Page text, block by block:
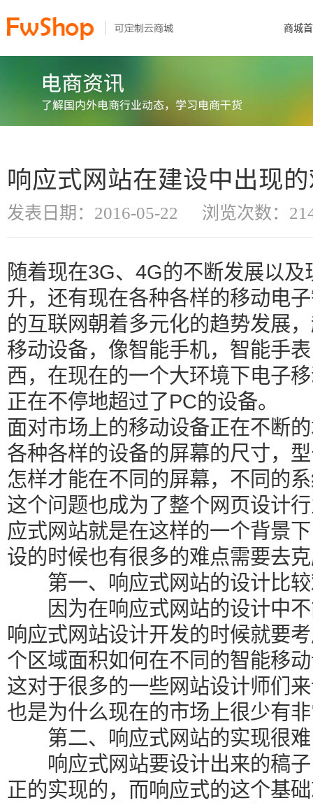
商城
响应式网站在建设中出现
发表日期：2016-05-22 浏览次数：
随着现在3G、4G的不断发展以
升，还有现在各种各样的移动电
的互联网朝着多元化的趋势发展
移动设备，像智能手机，智能手
西，在现在的一个大环境下电子
正在不停地超过了PC的设备。
面对市场上的移动设备正在不断
各种各样的设备的屏幕的尺寸，
怎样才能在不同的屏幕，不同的
这个问题也成为了整个网页设计
应式网站就是在这样的一个背景
设的时候也有很多的难点需要去
第一、响应式网站的设计比
因为在响应式网站的设计中不
响应式网站设计开发的时候就要
个区域面积如何在不同的智能移
这对于很多的一些网站设计师们
也是为什么现在的市场上很少有
第二、响应式网站的实现很难
响应式网站要设计出来的稿子
正的实现的，而响应式的这个基